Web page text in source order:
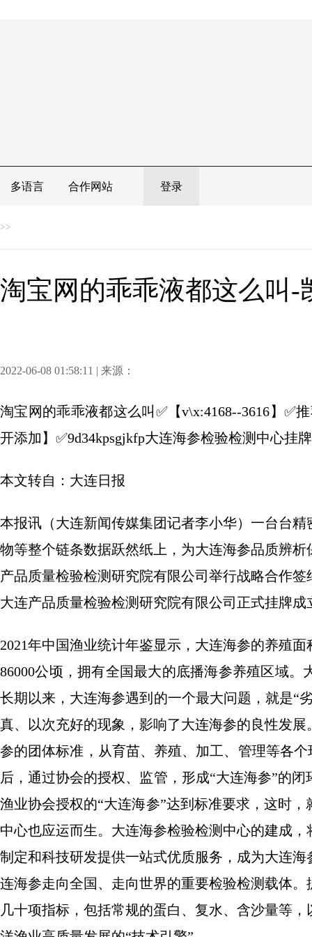
多语言 合作网站 登录
>>
淘宝网的乖乖液都这么叫-
2022-06-08 01:58:11 | 来源：
淘宝网的乖乖液都这么叫✅【v\x:4168--3616】✅
开添加】✅9d34kpsgjkfp大连海参检验检测中心挂
本文转自：大连日报
本报讯（大连新闻传媒集团记者李小华）一台台
物等整个链条数据跃然纸上，为大连海参品质辨
产品质量检验检测研究院有限公司举行战略合作
大连产品质量检验检测研究院有限公司正式挂牌成
2021年中国渔业统计年鉴显示，大连海参的养殖
86000公顷，拥有全国最大的底播海参养殖区域
长期以来，大连海参遇到的一个最大问题，就是“
真、以次充好的现象，影响了大连海参的良性发
参的团体标准，从育苗、养殖、加工、管理等各
后，通过协会的授权、监管，形成“大连海参”的
渔业协会授权的“大连海参”达到标准要求，这时
中心也应运而生。大连海参检验检测中心的建成
制定和科技研发提供一站式优质服务，成为大连
连海参走向全国、走向世界的重要检验检测载体
几十项指标，包括常规的蛋白、复水、含沙量等